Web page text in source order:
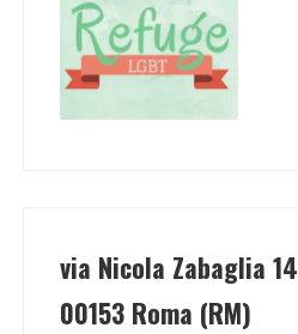
via Nicola Zabaglia 14
00153 Roma (RM)